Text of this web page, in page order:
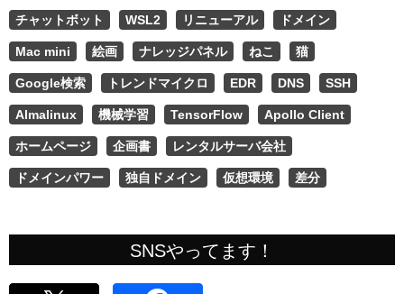
チャットボット WSL2 リニューアル ドメイン
Mac mini 絵画 ナレッジパネル ねこ 猫
Google検索 トレンドマイクロ EDR DNS SSH
Almalinux 機械学習 TensorFlow Apollo Client
ホームページ 企画書 レンタルサーバ会社
ドメインパワー 独自ドメイン 仮想環境 差分
SNSやってます！